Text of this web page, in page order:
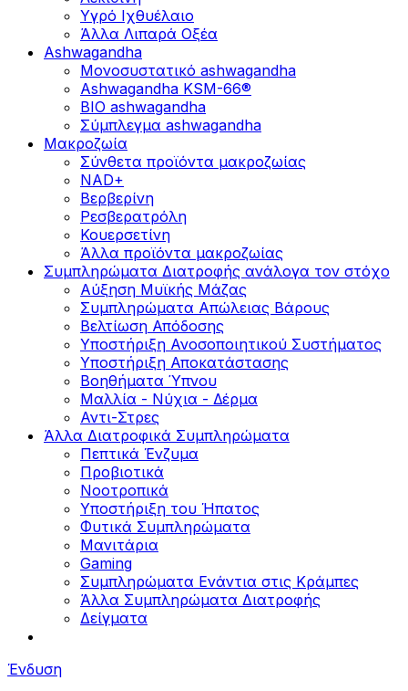
Υγρό Ιχθυέλαιο
Άλλα Λιπαρά Οξέα
Ashwagandha
Μονοσυστατικό ashwagandha
Ashwagandha KSM-66®
BIO ashwagandha
Σύμπλεγμα ashwagandha
Μακροζωία
Σύνθετα προϊόντα μακροζωίας
NAD+
Βερβερίνη
Ρεσβερατρόλη
Κουερσετίνη
Άλλα προϊόντα μακροζωίας
Συμπληρώματα Διατροφής ανάλογα τον στόχο
Αύξηση Μυϊκής Μάζας
Συμπληρώματα Aπώλειας Βάρους
Βελτίωση Απόδοσης
Υποστήριξη Ανοσοποιητικού Συστήματος
Yποστήριξη Αποκατάστασης
Βοηθήματα Ύπνου
Μαλλία - Νύχια - Δέρμα
Αντι-Στρες
Άλλα Διατροφικά Συμπληρώματα
Πεπτικά Ένζυμα
Προβιοτικά
Νοοτροπικά
Υποστήριξη του Ήπατος
Φυτικά Συμπληρώματα
Μανιτάρια
Gaming
Συμπληρώματα Ενάντια στις Κράμπες
Άλλα Συμπληρώματα Διατροφής
Δείγματα
Ένδυση